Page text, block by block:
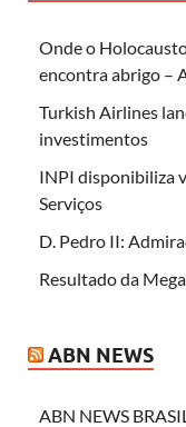
Onde o
encontra abrigo –
Turkish Airlines
investimentos
INPI disponibiliza
Serviços
D. Pedro II:
Resultado da
ABN NEWS
ABN NEWS